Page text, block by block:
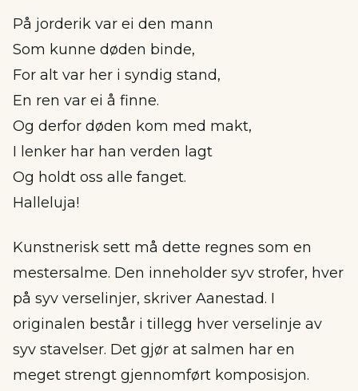
På jorderik var ei den mann
Som kunne døden binde,
For alt var her i syndig stand,
En ren var ei å finne.
Og derfor døden kom med makt,
I lenker har han verden lagt
Og holdt oss alle fanget.
Halleluja!
Kunstnerisk sett må dette regnes som en
mestersalme. Den inneholder syv strofer, hver
på syv verselinjer, skriver Aanestad. I
originalen består i tillegg hver verselinje av
syv stavelser. Det gjør at salmen har en
meget strengt gjennomført komposisjon.